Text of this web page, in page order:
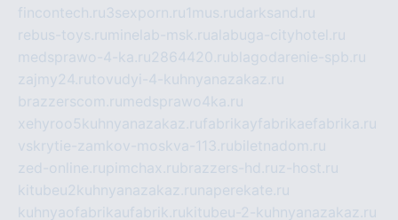
fincontech.ru3sexporn.ru1mus.rudarksand.ru
rebus-toys.ru minelab-msk.rualabuga-cityhotel.ru
medsprawo-4-ka.ru2864420.rublagodarenie-spb.ru
zajmy24.rutovudyi-4-kuhnyanazakaz.ru
brazzerscom.ru medsprawo4ka.ru
xehyroo5kuhnyanazakaz.rufabrikayfabrikaefabrika.ru
vskrytie-zamkov-moskva-113.rubiletnadom.ru
zed-online.rupimchax.rubrazzers-hd.ruz-host.ru
kitubeu2kuhnyanazakaz.ru naperekate.ru
kuhnyaofabrikaufabrik.rukitubeu-2-kuhnyanazakaz.ru